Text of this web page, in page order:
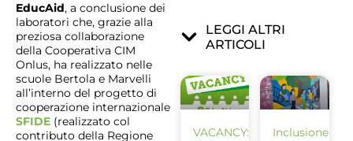
EducAid, a conclusione dei
laboratori che, grazie alla
preziosa collaborazione
della Cooperativa CIM
Onlus, ha realizzato nelle
scuole Bertola e Marvelli
all’interno del progetto di
cooperazione internazionale
SFIDE (realizzato col
contributo della Regione
LEGGI ALTRI
ARTICOLI
VACANCY:
Inclusione